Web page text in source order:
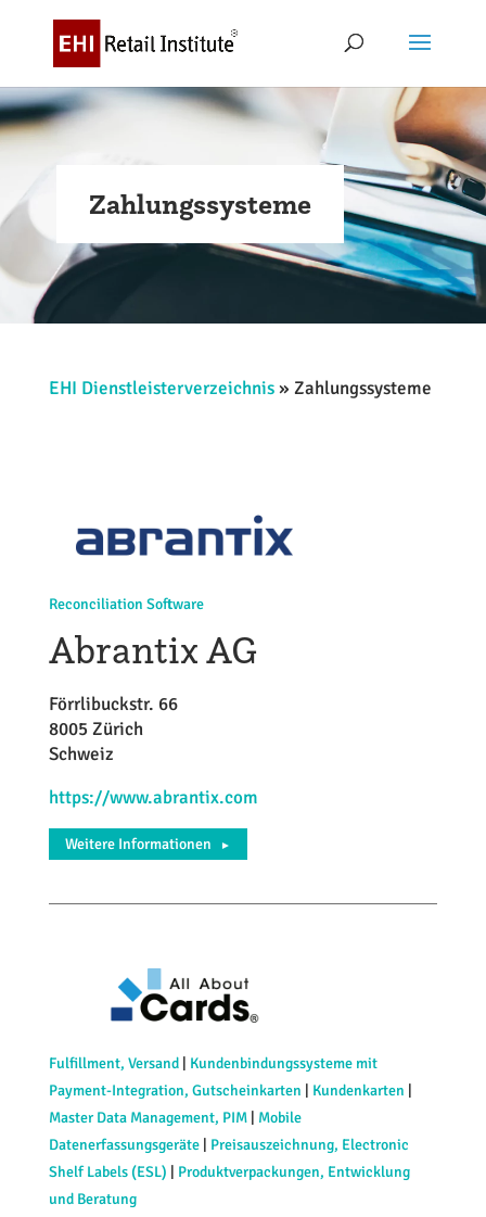
Zahlungssysteme
EHI Dienstleisterverzeichnis» Zahlungssysteme
Reconciliation Software
Abrantix AG
Förrlibuckstr. 66
8005 Zürich
Schweiz
https://www.abrantix.com
Weitere Informationen ►
Fulfillment, Versand| Kundenbindungssysteme mit
Payment-Integration, Gutscheinkarten
Kundenkarten
Master Data Management, PIM| Mobile
Datenerfassungsgeräte| Preisauszeichnung, Electronic
Shelf Labels (ESL)
Produktverpackungen, Entwicklung
und Beratung